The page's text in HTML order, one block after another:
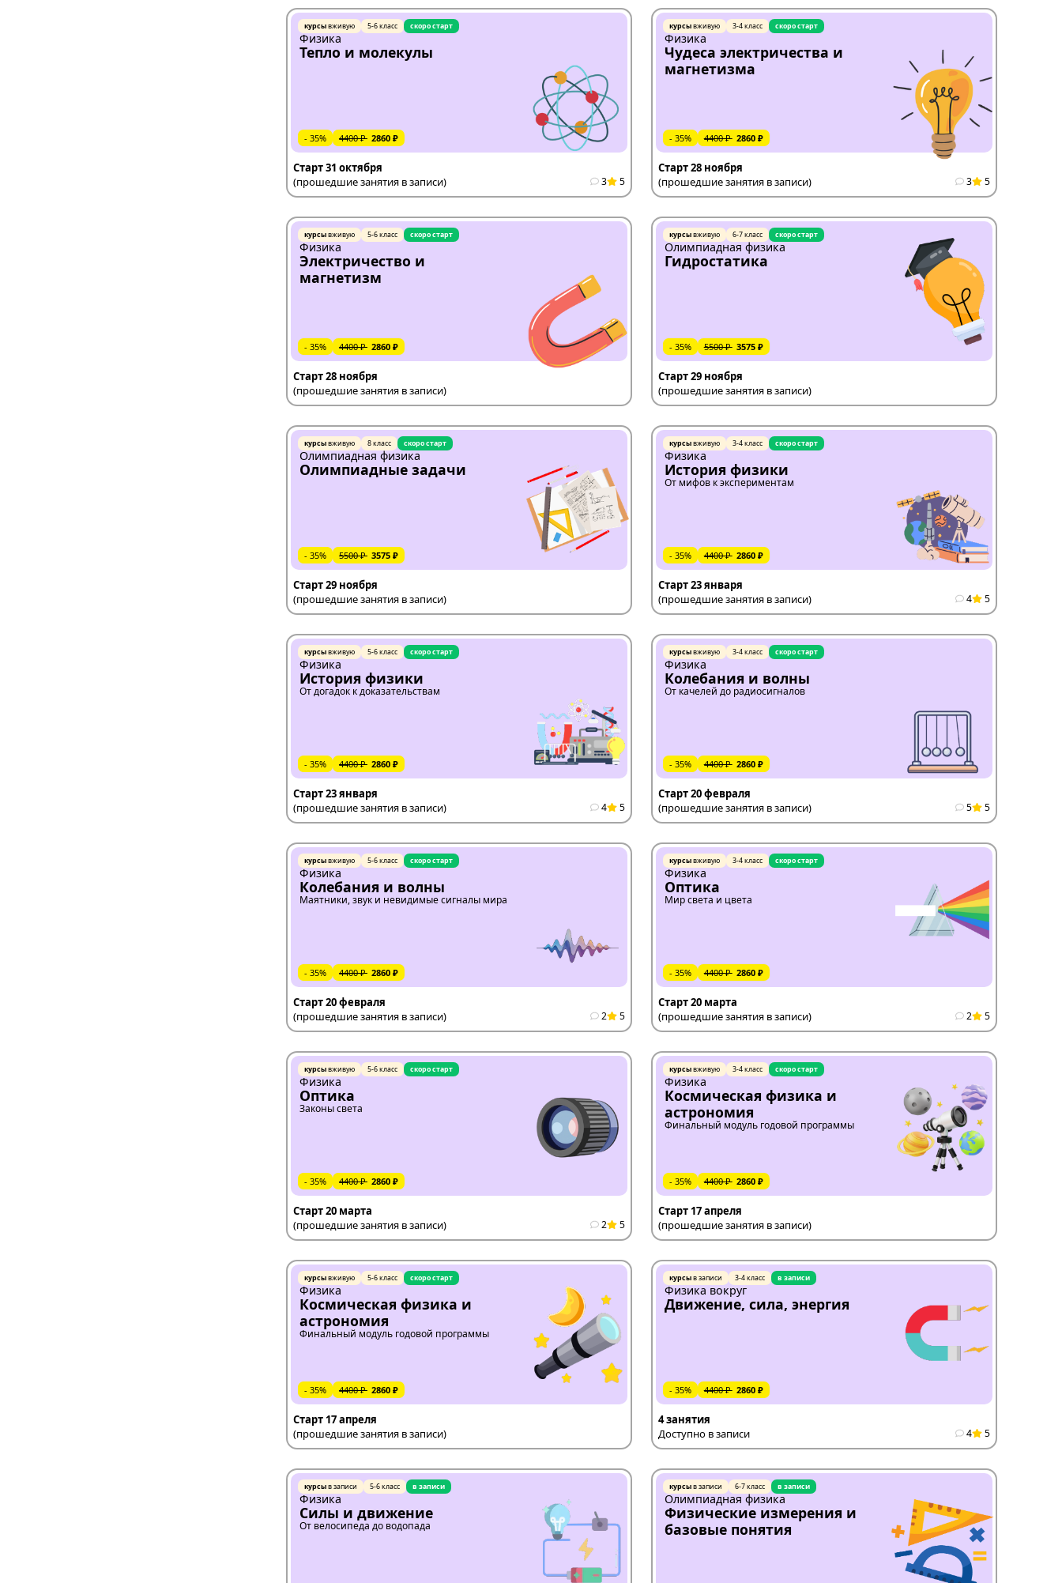
курсывживую 5-6 класс скоро старт
Физика
Тепло и молекулы
- 35% 4400 ₽ 2860 ₽
Старт 31 октября
(прошедшие занятия в записи)
3 5
курсывживую 3-4 класс скоро старт
Физика
Чудеса электричества и
магнетизма
- 35% 4400 ₽ 2860 ₽
Старт 28 ноября
(прошедшие занятия в записи)
3 5
курсывживую 5-6 класс скоро старт
Физика
Электричество и
магнетизм
- 35% 4400 ₽ 2860 ₽
Старт 28 ноября
(прошедшие занятия в записи)
курсывживую 6-7 класс скоро старт
Олимпиадная физика
Гидростатика
- 35% 5500 ₽ 3575 ₽
Старт 29 ноября
(прошедшие занятия в записи)
курсывживую 8 класс скоро старт
Олимпиадная физика
Олимпиадные задачи
- 35% 5500 ₽ 3575 ₽
Старт 29 ноября
(прошедшие занятия в записи)
курсывживую 3-4 класс скоро старт
Физика
История физики
От мифов к экспериментам
- 35% 4400 ₽ 2860 ₽
Старт 23 января
(прошедшие занятия в записи)
4 5
курсывживую 5-6 класс скоро старт
Физика
История физики
От догадок к доказательствам
- 35% 4400 ₽ 2860 ₽
Старт 23 января
(прошедшие занятия в записи)
4 5
курсывживую 3-4 класс скоро старт
Физика
Колебания и волны
От качелей до радиосигналов
- 35% 4400 ₽ 2860 ₽
Старт 20 февраля
(прошедшие занятия в записи)
5 5
курсывживую 5-6 класс скоро старт
Физика
Колебания и волны
Маятники, звук и невидимые сигналы мира
- 35% 4400 ₽ 2860 ₽
Старт 20 февраля
(прошедшие занятия в записи)
2 5
курсывживую 3-4 класс скоро старт
Физика
Оптика
Мир света и цвета
- 35% 4400 ₽ 2860 ₽
Старт 20 марта
(прошедшие занятия в записи)
2 5
курсывживую 5-6 класс скоро старт
Физика
Оптика
Законы света
- 35% 4400 ₽ 2860 ₽
Старт 20 марта
(прошедшие занятия в записи)
2 5
курсывживую 3-4 класс скоро старт
Физика
Космическая физика и
астрономия
Финальный модуль годовой программы
- 35% 4400 ₽ 2860 ₽
Старт 17 апреля
(прошедшие занятия в записи)
курсывживую 5-6 класс скоро старт
Физика
Космическая физика и
астрономия
Финальный модуль годовой программы
- 35% 4400 ₽ 2860 ₽
Старт 17 апреля
(прошедшие занятия в записи)
курсыв записи 3-4 класс в записи
Физика вокруг
Движение, сила, энергия
- 35% 4400 ₽ 2860 ₽
4 занятия
Доступно в записи
4 5
курсыв записи 5-6 класс в записи
Физика
Силы и движение
От велосипеда до водопада
курсыв записи 6-7 класс в записи
Олимпиадная физика
Физические измерения и
базовые понятия